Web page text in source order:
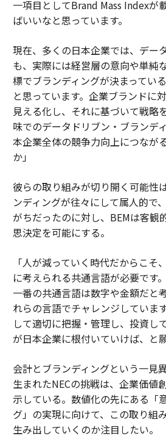
一項目としてBrand Mass Indexが
ばいいなと思っています。
現在、多くの日本企業では、デー
も、実際には経営層の意向や単純
標でブランディングが決まってい
と思っています。企業ブランドに
見える化し、それに基づいて戦
味でのデータドリブン・ブランデ
本企業全体の競争力向上につなが
か」
彼らの取り組みが切り開く可能性
ンディングが往々にして属人的で
がちだったのに対し、BEMは客観
思決定を可能にする。
「人が減っていく時代だからこそ
に考えられる共通言語が必要です
一番の共通言語は数字や金額だと
れらの言語でチャレンジしていま
して適切に把握・管理し、投資
が日本企業に根付いていけば、と
会計とブランディングという一見
生まれたNECの挑戦は、企業価値
示している。数値化の先にある「
グ」の実現に向けて、この取り組
生み出していくのか注目したい。